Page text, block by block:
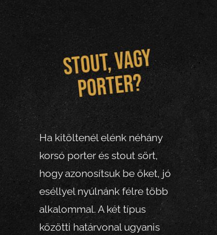
St
o
ut, v
agy
P
o
rte
r?
Ha kitöltenél elénk néhány
korsó porter és stout sört,
hogy azonosítsuk be őket, jó
eséllyel nyúlnánk félre több
alkalommal. A két típus
közötti határvonal ugyanis